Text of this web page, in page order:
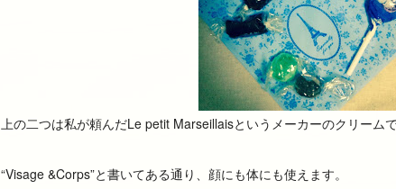
上の二つは私が頼んだLe petit Marseillaisというメーカーのクリームで
“Visage &Corps”と書いてある通り、顔にも体にも使えます。